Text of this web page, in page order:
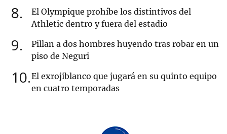
8
El Olympique prohíbe los distintivos del
Athletic dentro y fuera del estadio
9
Pillan a dos hombres huyendo tras robar en un
piso de Neguri
10 El exrojiblanco que jugará en su quinto equipo
en cuatro temporadas